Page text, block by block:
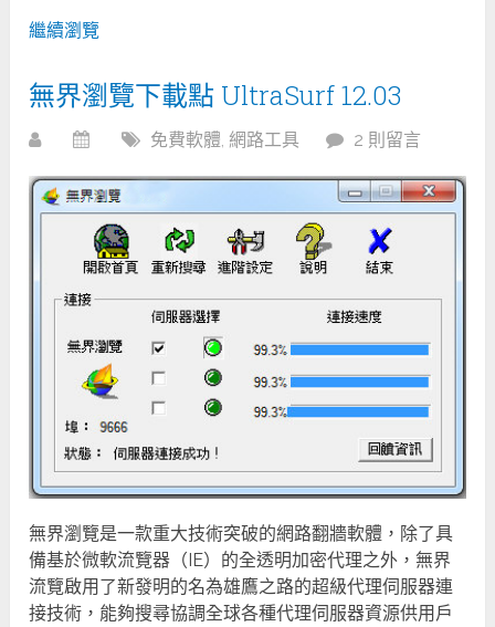
繼續瀏覽
無界瀏覽下載點 UltraSurf 12.03
免費軟體, 網路工具 2 則留言
無界瀏覽是一款重大技術突破的網路翻牆軟體，除了具
備基於微軟流覽器（IE）的全透明加密代理之外，無界
流覽啟用了新發明的名為雄鷹之路的超級代理伺服器連
接技術，能夠搜尋協調全球各種代理伺服器資源供用戶